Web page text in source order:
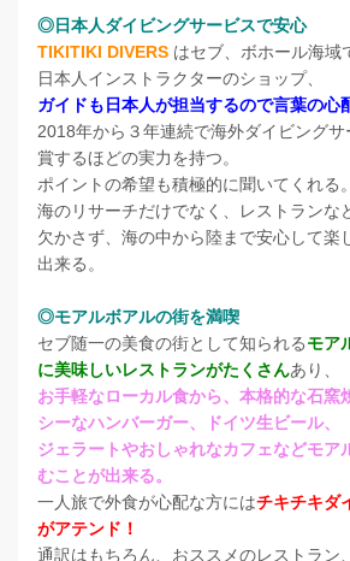
◎日本人ダイビングサービスで安心
TIKITIKI DIVERS はセブ、ボホール海域
日本人インストラクターのショップ、
ガイドも日本人が担当するので言葉の心
2018年から３年連続で海外ダイビング
賞するほどの実力を持つ。
ポイントの希望も積極的に聞いてくれる。
海のリサーチだけでなく、レストランな
欠かさず、海の中から陸まで安心して楽
出来る。
◎モアルボアルの街を満喫
セブ随一の美食の街として知られるモア
に美味しいレストランがたくさんあり、
お手軽なローカル食から、本格的な石窯
シーなハンバーガー、ドイツ生ビール、
ジェラートやおしゃれなカフェなどモア
むことが出来る。
一人旅で外食が心配な方にはチキチキダ
がアテンド！
通訳はもちろん、おススメのレストラン